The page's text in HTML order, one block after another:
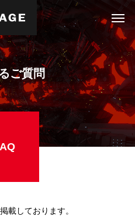
ご質問
載しております。